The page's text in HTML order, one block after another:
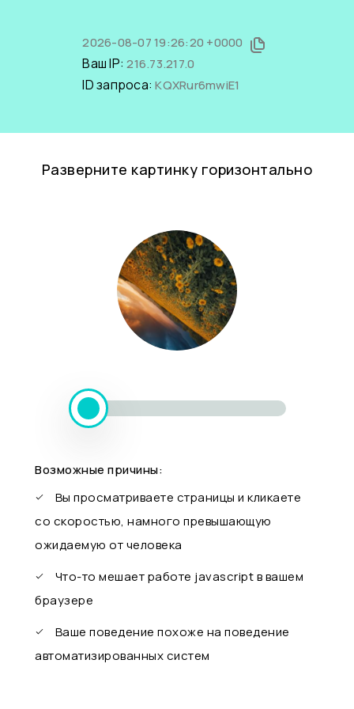
2026-08-07 19:26:20 +0000
Ваш IP:216.73.217.0
ID запроса:KQXRur6mwiE1
Разверните картинку горизонтально
Возможные причины:
Вы просматриваете страницы и кликаете
со скоростью, намного превышающую
ожидаемую от человека
Что-то мешает работе javascript в вашем
браузере
Ваше поведение похоже на поведение
автоматизированных систем